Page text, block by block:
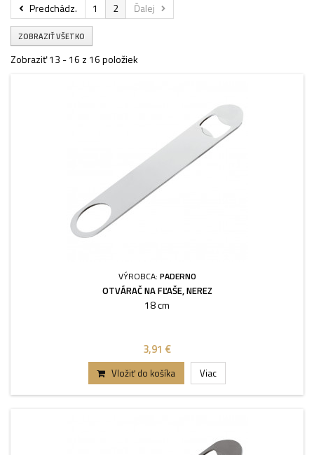
Predchádz. 1 2 Ďalej
ZOBRAZIŤ VŠETKO
Zobraziť 13 - 16 z 16 položiek
VÝROBCA: PADERNO
OTVÁRAČ NA FĽAŠE, NEREZ
18 cm
3,91 €
Vložiť do košíka Viac